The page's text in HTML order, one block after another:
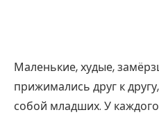
Маленькие, худые,
прижимались друг к
собой младших. У